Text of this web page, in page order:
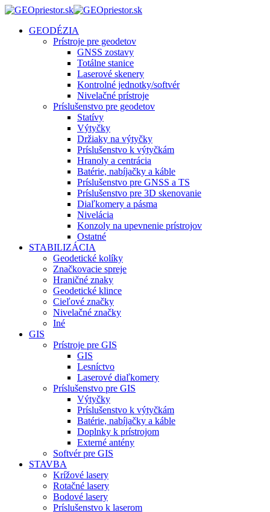
GEODÉZIA
Prístroje pre geodetov
GNSS zostavy
Totálne stanice
Laserové skenery
Kontrolné jednotky/softvér
Nivelačné prístroje
Príslušenstvo pre geodetov
Statívy
Výtyčky
Držiaky na výtyčky
Príslušenstvo k výtyčkám
Hranoly a centrácia
Batérie, nabíjačky a káble
Príslušenstvo pre GNSS a TS
Príslušenstvo pre 3D skenovanie
Diaľkomery a pásma
Nivelácia
Konzoly na upevnenie prístrojov
Ostatné
STABILIZÁCIA
Geodetické kolíky
Značkovacie spreje
Hraničné znaky
Geodetické klince
Cieľové značky
Nivelačné značky
Iné
GIS
Prístroje pre GIS
GIS
Lesníctvo
Laserové diaľkomery
Príslušenstvo pre GIS
Výtyčky
Príslušenstvo k výtyčkám
Batérie, nabíjačky a káble
Doplnky k prístrojom
Externé antény
Softvér pre GIS
STAVBA
Krížové lasery
Rotačné lasery
Bodové lasery
Príslušenstvo k laserom